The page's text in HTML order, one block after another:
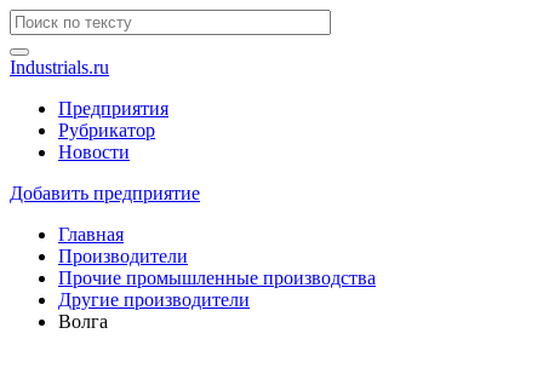
Industrials.ru
Предприятия
Рубрикатор
Новости
Добавить предприятие
Главная
Производители
Прочие промышленные производства
Другие производители
Волга